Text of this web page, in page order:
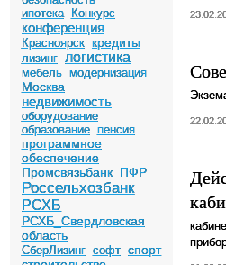
ипотека
Конкурс
конференция
Красноярск кредиты
лизинг логистика
мебель модернизация
Москва
недвижимость
оборудование
образование пенсия
программное
обеспечение
Промсвязьбанк ПФР
Россельхозбанк
РСХБ
РСХБ_Свердловская
область
СберЛизинг софт спорт